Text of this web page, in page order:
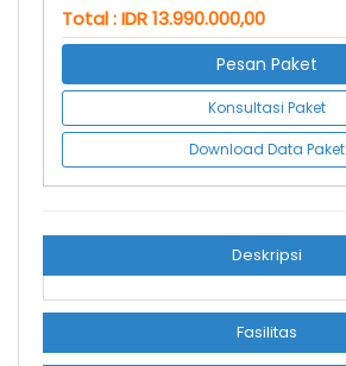
Total : IDR 13.990.000,00
Pesan Paket
Konsultasi Paket
Download Data Paket
Deskripsi
Fasilitas